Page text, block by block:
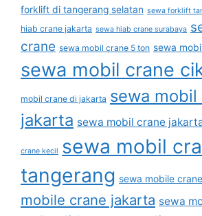
forklift di tangerang selatan sewa forklift
hiab crane jakarta sewa hiab crane surabaya
crane sewa mobil crane 5 ton sewa
sewa mobil crane
mobil crane di jakarta sewa mobil
jakarta sewa mobil crane
crane kecil sewa mobil
tangerang sewa mobile crane
mobile crane jakarta sewa